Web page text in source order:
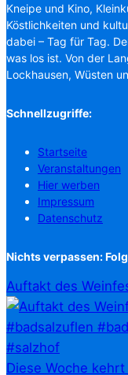
Kneipe und Kino,
Köstlichkeiten und
dabei – Tag für Tag.
was los ist. Von der
Lockhausen, Wüsten
Schnellzugriffe:
Startseite
Veranstaltungen
Hier werben
Impressum
Datenschutz
Nichts verpassen:
Auftakt des
Diese Woche